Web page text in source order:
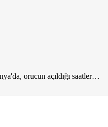
orucun açıldığı saatler…